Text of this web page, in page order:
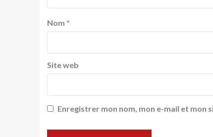
Nom *
Site web
Enregistrer mon nom, mon e-mail et mon